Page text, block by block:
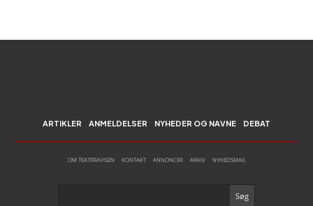
ARTIKLER ANMELDELSER NYHEDER OG NAVNE DEBAT
OM TEATERAVISEN KONTAKT ANNONCER ARKIV NYHEDSMAIL